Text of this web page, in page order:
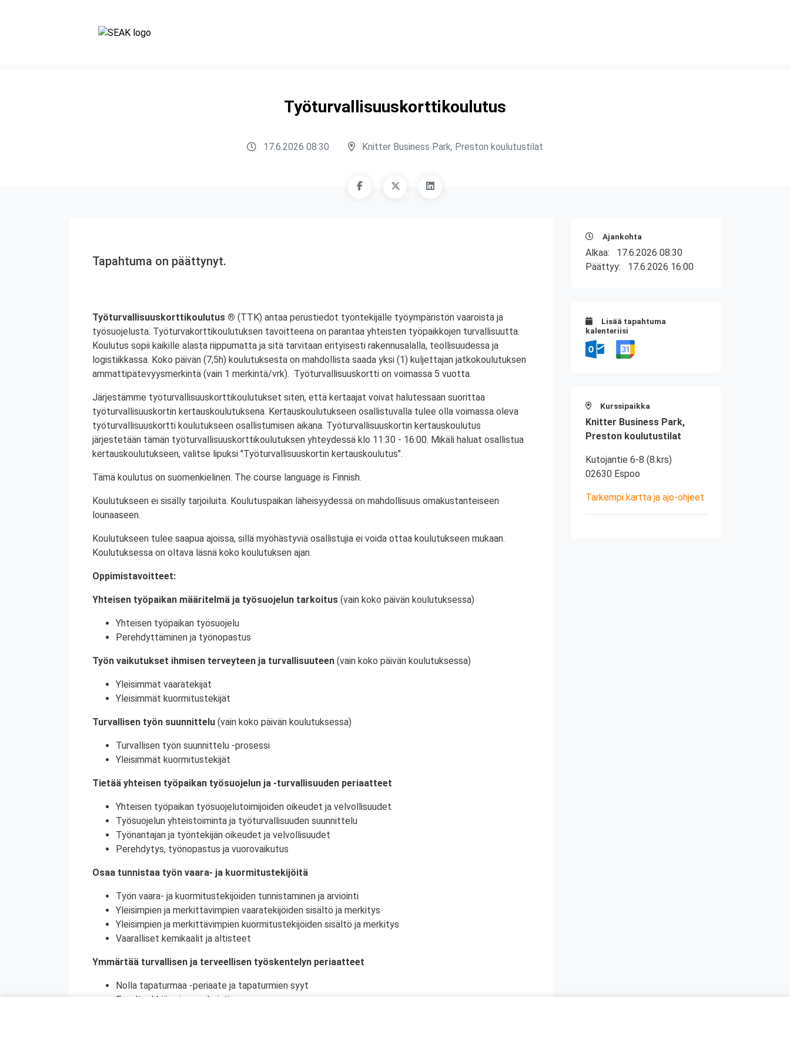
Työturvallisuuskorttikoulutus
17.6.2026 08:30 Knitter Business Park, Preston koulutustilat
Tapahtuma on päättynyt.
Työturvallisuuskorttikoulutus ® (TTK) antaa perustiedot työntekijälle työympäristön vaaroista ja
työsuojelusta. Työturvakorttikoulutuksen tavoitteena on parantaa yhteisten työpaikkojen turvallisuutta.
Koulutus sopii kaikille alasta riippumatta ja sitä tarvitaan erityisesti rakennusalalla, teollisuudessa ja
logistiikkassa. Koko päivän (7,5h) koulutuksesta on mahdollista saada yksi (1) kuljettajan jatkokoulutuksen
ammattipätevyysmerkintä (vain 1 merkintä/vrk). Työturvallisuuskortti on voimassa 5 vuotta.
Järjestämme työturvallisuuskorttikoulutukset siten, että kertaajat voivat halutessaan suorittaa
työturvallisuuskortin kertauskoulutuksena. Kertauskoulutukseen osallistuvalla tulee olla voimassa oleva
työturvallisuuskortti koulutukseen osallistumisen aikana. Työturvallisuuskortin kertauskoulutus
järjestetään tämän työturvallisuuskorttikoulutuksen yhteydessä klo 11:30 - 16:00. Mikäli haluat osallistua
kertauskoulutukseen, valitse lipuksi "Työturvallisuuskortin kertauskoulutus".
Tämä koulutus on suomenkielinen. The course language is Finnish.
Koulutukseen ei sisälly tarjoiluita. Koulutuspaikan läheisyydessä on mahdollisuus omakustanteiseen
lounaaseen.
Koulutukseen tulee saapua ajoissa, sillä myöhästyviä osallistujia ei voida ottaa koulutukseen mukaan.
Koulutuksessa on oltava läsnä koko koulutuksen ajan.
Oppimistavoitteet:
Yhteisen työpaikan määritelmä ja työsuojelun tarkoitus (vain koko päivän koulutuksessa)
Yhteisen työpaikan työsuojelu
Perehdyttäminen ja työnopastus
Työn vaikutukset ihmisen terveyteen ja turvallisuuteen (vain koko päivän koulutuksessa)
Yleisimmät vaaratekijät
Yleisimmät kuormitustekijät
Turvallisen työn suunnittelu (vain koko päivän koulutuksessa)
Turvallisen työn suunnittelu -prosessi
Yleisimmät kuormitustekijät
Tietää yhteisen työpaikan työsuojelun ja -turvallisuuden periaatteet
Yhteisen työpaikan työsuojelutoimijoiden oikeudet ja velvollisuudet
Työsuojelun yhteistoiminta ja työturvallisuuden suunnittelu
Työnantajan ja työntekijän oikeudet ja velvollisuudet
Perehdytys, työnopastus ja vuorovaikutus
Osaa tunnistaa työn vaara- ja kuormitustekijöitä
Työn vaara- ja kuormitustekijöiden tunnistaminen ja arviointi
Yleisimpien ja merkittävimpien vaaratekijöiden sisältö ja merkitys
Yleisimpien ja merkittävimpien kuormitustekijöiden sisältö ja merkitys
Vaaralliset kemikaalit ja altisteet
Ymmärtää turvallisen ja terveellisen työskentelyn periaatteet
Nolla tapaturmaa -periaate ja tapaturmien syyt
Ennaltaehkäisy ja ennakointi
Ajankohta
Alkaa: 17.6.2026 08:30
Päättyy: 17.6.2026 16:00
Lisää tapahtuma
kalenteriisi
Kurssipaikka
Knitter Business Park,
Preston koulutustilat
Kutojantie 6-8 (8.krs)
02630 Espoo
Tarkempi kartta ja ajo-ohjeet